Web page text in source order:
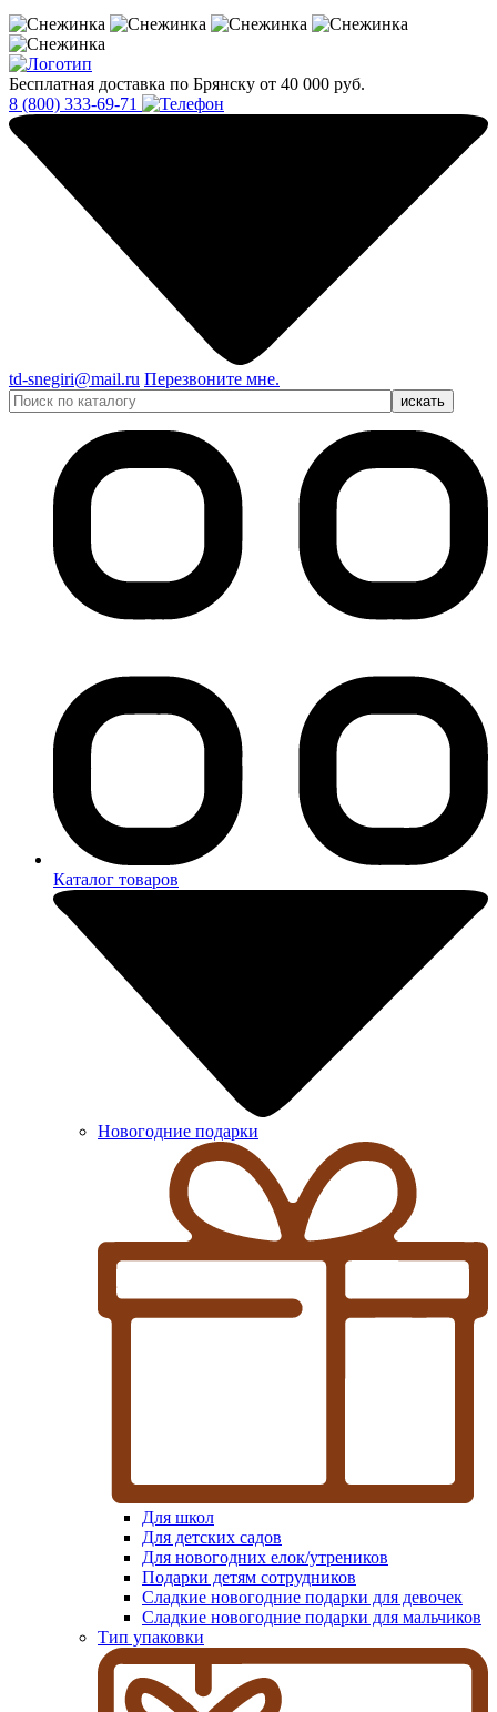
Бесплатная доставка по Брянску от 40 000 руб.
8 (800) 333-69-71
td-snegiri@mail.ru Перезвоните мне.
Каталог товаров
Новогодние подарки
Для школ
Для детских садов
Для новогодних елок/утреников
Подарки детям сотрудников
Сладкие новогодние подарки для девочек
Сладкие новогодние подарки для мальчиков
Тип упаковки